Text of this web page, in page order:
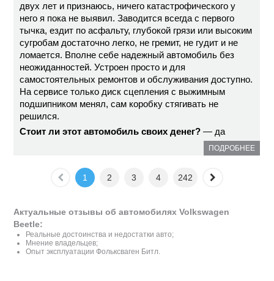
двух лет и признаюсь, ничего катастрофического у
него я пока не выявил. Заводится всегда с первого
тычка, ездит по асфальту, глубокой грязи или высоким
сугробам достаточно легко, не гремит, не гудит и не
ломается. Вполне себе надежный автомобиль без
неожиданностей. Устроен просто и для
самостоятельных ремонтов и обслуживания доступно.
На сервисе только диск сцепления с выжимным
подшипником менял, сам коробку стягивать не
решился.
Стоит ли этот автомобиль своих денег? — да
ПОДРОБНЕЕ
1 2 3 4 242
Актуальные отзывы об автомобилях Volkswagen
Beetle:
Реальные достоинства и недостатки авто;
Мнение владельцев;
Опыт эксплуатации Фольксваген Битл.